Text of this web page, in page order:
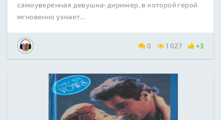
самоуверенная девушка-дирижер, в которой герой
мгновенно узнает...
0 1 027 +3